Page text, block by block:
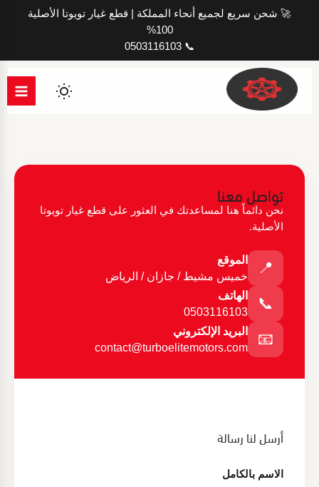
🚀 شحن سريع لجميع أنحاء المملكة | قطع غيار تويوتا الأصلية
100%
📞 0503116103
تواصل معنا
نحن دائماً هنا لمساعدتك في العثور على قطع غيار تويوتا
الأصلية.
📍
الموقع
خميس مشيط / جازان / الرياض
📞
الهاتف
0503116103
📧
البريد الإلكتروني
contact@turboelitemotors.com
أرسل لنا رسالة
الاسم بالكامل